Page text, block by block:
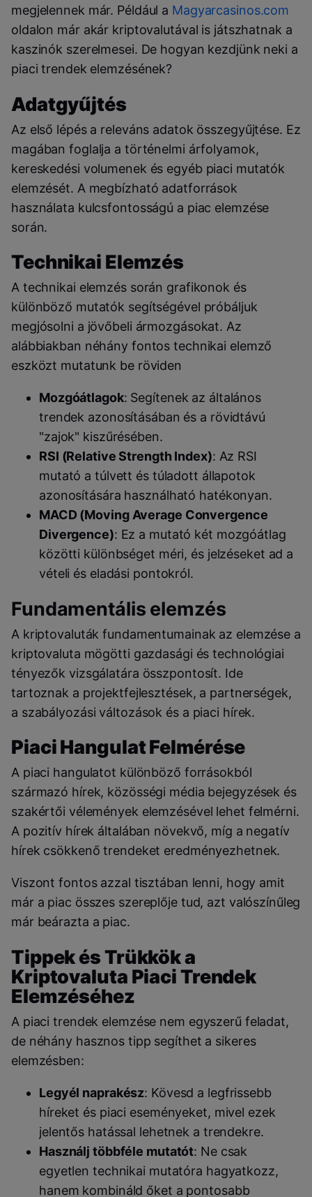
megjelennek már. Például a Magyarcasinos.com
oldalon már akár kriptovalutával is játszhatnak a
kaszinók szerelmesei. De hogyan kezdjünk neki a
piaci trendek elemzésének?
Adatgyűjtés
Az első lépés a releváns adatok összegyűjtése. Ez
magában foglalja a történelmi árfolyamok,
kereskedési volumenek és egyéb piaci mutatók
elemzését. A megbízható adatforrások
használata kulcsfontosságú a piac elemzése
során.
Technikai Elemzés
A technikai elemzés során grafikonok és
különböző mutatók segítségével próbáljuk
megjósolni a jövőbeli ármozgásokat. Az
alábbiakban néhány fontos technikai elemző
eszközt mutatunk be röviden
Mozgóátlagok: Segítenek az általános
trendek azonosításában és a rövidtávú
"zajok" kiszűrésében.
RSI (Relative Strength Index): Az RSI
mutató a túlvett és túladott állapotok
azonosítására használható hatékonyan.
MACD (Moving Average Convergence
Divergence): Ez a mutató két mozgóátlag
közötti különbséget méri, és jelzéseket ad a
vételi és eladási pontokról.
Fundamentális elemzés
A kriptovaluták fundamentumainak az elemzése a
kriptovaluta mögötti gazdasági és technológiai
tényezők vizsgálatára összpontosít. Ide
tartoznak a projektfejlesztések, a partnerségek,
a szabályozási változások és a piaci hírek.
Piaci Hangulat Felmérése
A piaci hangulatot különböző forrásokból
származó hírek, közösségi média bejegyzések és
szakértői vélemények elemzésével lehet felmérni.
A pozitív hírek általában növekvő, míg a negatív
hírek csökkenő trendeket eredményezhetnek.
Viszont fontos azzal tisztában lenni, hogy amit
már a piac összes szereplője tud, azt valószínűleg
már beárazta a piac.
Tippek és Trükkök a
Kriptovaluta Piaci Trendek
Elemzéséhez
A piaci trendek elemzése nem egyszerű feladat,
de néhány hasznos tipp segíthet a sikeres
elemzésben:
Legyél naprakész: Kövesd a legfrissebb
híreket és piaci eseményeket, mivel ezek
jelentős hatással lehetnek a trendekre.
Használj többféle mutatót: Ne csak
egyetlen technikai mutatóra hagyatkozz,
hanem kombináld őket a pontosabb